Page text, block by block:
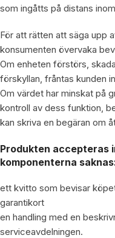
som ingåtts på distans
För att rätten att säga upp
konsumenten övervaka
Om enheten förstörs,
förskyllan, fråntas kunden
Om värdet har minskat på
kontroll av dess funktion,
kan skriva en begäran om
Produkten accepteras
komponenterna
ett kvitto som bevisar
garantikort
en handling med en
serviceavdelningen.